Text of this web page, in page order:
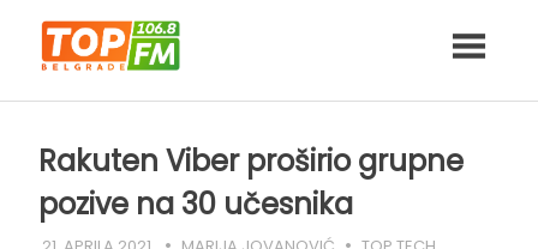
content
Rakuten Viber proširio grupne
pozive na 30 učesnika